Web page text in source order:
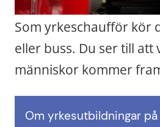
Som yrkeschaufför kör
eller buss. Du ser till att
människor kommer
Om yrkesutbildningar på